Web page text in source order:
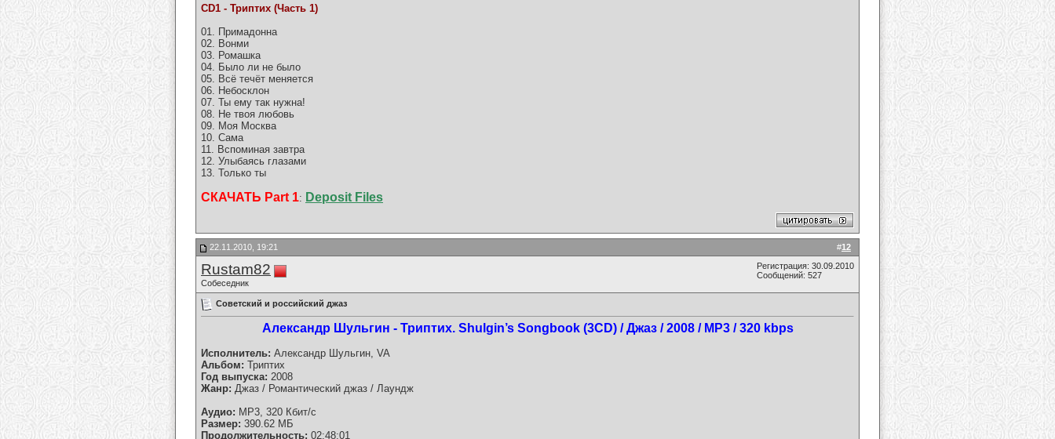
CD1 - Триптих (Часть 1)
01. Примадонна
02. Вонми
03. Ромашка
04. Было ли не было
05. Всё течёт меняется
06. Небосклон
07. Ты ему так нужна!
08. Не твоя любовь
09. Моя Москва
10. Сама
11. Вспоминая завтра
12. Улыбаясь глазами
13. Только ты
СКАЧАТЬ Part 1: Deposit Files
#12
22.11.2010, 19:21
Rustam82
Собеседник
Регистрация: 30.09.2010
Сообщений: 527
Советский и российский джаз
Александр Шульгин - Триптих. Shulgin’s Songbook (3CD) / Джаз / 2008 / MP3 / 320 kbps
Исполнитель: Александр Шульгин, VA
Альбом: Триптих
Год выпуска: 2008
Жанр: Джаз / Романтический джаз / Лаундж
Аудио: MP3, 320 Кбит/с
Размер: 390.62 МБ
Продолжительность: 02:48:01